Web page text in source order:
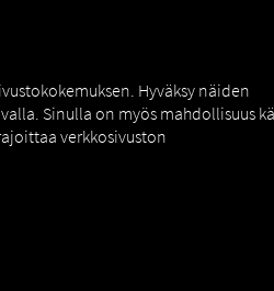
Hyväksy näiden
Sinulla on myös mahdollisuus
verkkosivuston